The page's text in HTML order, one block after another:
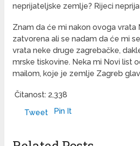
neprijateljske zemlje? Rijeci
Znam da će mi nakon ovoga vrata
zatvorena ali se nadam da će mi
vrata neke druge zagrebačke,
mrske tiskovine. Neka mi Novi list
mailom, koje je zemlje Zagreb
Čitanost: 2,338
Tweet
Pin It